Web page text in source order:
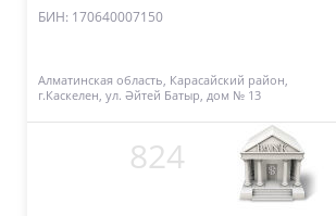
БИН: 170640007150
Алматинская область, Карасайский район,
г.Каскелен, ул. Әйтей Батыр, дом № 13
824